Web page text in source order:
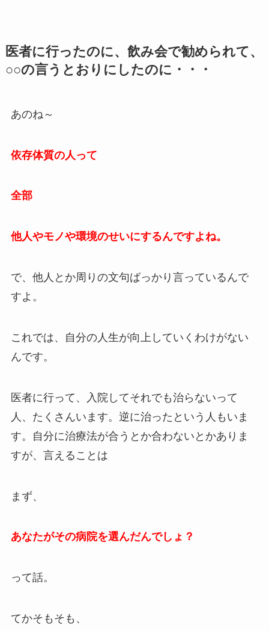
医者に行ったのに、飲み会で勧められて、
○○の言うとおりにしたのに・・・
あのね～
依存体質の人って
全部
他人やモノや環境のせいにするんですよね。
で、他人とか周りの文句ばっかり言っているんで
すよ。
これでは、自分の人生が向上していくわけがない
んです。
医者に行って、入院してそれでも治らないって
人、たくさんいます。逆に治ったという人もいま
す。自分に治療法が合うとか合わないとかありま
すが、言えることは
まず、
あなたがその病院を選んだんでしょ？
って話。
てかそもそも、